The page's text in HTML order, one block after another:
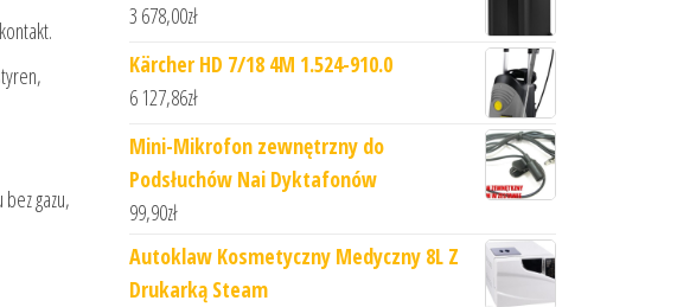
gazu,
3 678,00zł
Kärcher HD 7/18 4M 1.524-910.0
6 127,86zł
Mini-Mikrofon zewnętrzny do
Podsłuchów Nai Dyktafonów
99,90zł
Autoklaw Kosmetyczny Medyczny 8L Z
Drukarką Steam